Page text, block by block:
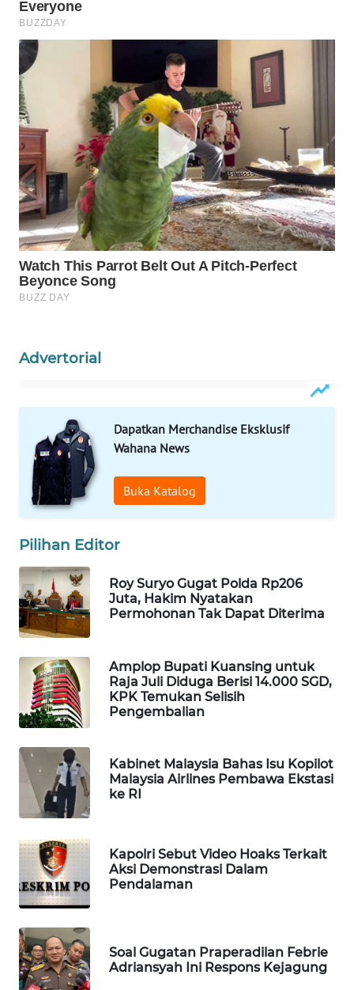
Advertorial
Dapatkan Merchandise Eksklusif
Wahana News
Buka Katalog
Pilihan Editor
Roy Suryo Gugat Polda Rp206
Juta, Hakim Nyatakan
Permohonan Tak Dapat Diterima
Amplop Bupati Kuansing untuk
Raja Juli Diduga Berisi 14.000 SGD,
KPK Temukan Selisih
Pengembalian
Kabinet Malaysia Bahas Isu Kopilot
Malaysia Airlines Pembawa Ekstasi
ke RI
Kapolri Sebut Video Hoaks Terkait
Aksi Demonstrasi Dalam
Pendalaman
Soal Gugatan Praperadilan Febrie
Adriansyah Ini Respons Kejagung
WN
LIKUPANG
LABUANBAJO
BORNEO
Wahana
Media
Group
WAHANA
NEWS
WAHANA
INFRASTRUKTUR
WAHANA
KONSUMEN
LISTRIK
WAHANA
TRAVEL
WAHANA
TV
WAHANANEWS
ID
WAHANANEWS
CO ID
WAHANANEWS
NET
WAHANA
WAHANA
UMKM